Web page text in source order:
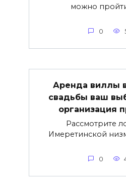
можно
0
Аренда виллы
свадьбы ваш
организация
Рассмотрите
Имеретинской
0